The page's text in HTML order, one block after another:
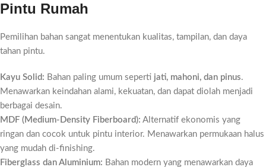
Pintu Rumah
Pemilihan bahan sangat menentukan kualitas, tampilan, dan daya
tahan pintu.
Kayu Solid: Bahan paling umum seperti jati, mahoni, dan pinus.
Menawarkan keindahan alami, kekuatan, dan dapat diolah menjadi
berbagai desain.
MDF (Medium-Density Fiberboard): Alternatif ekonomis yang
ringan dan cocok untuk pintu interior. Menawarkan permukaan halus
yang mudah di-finishing.
Fiberglass dan Aluminium: Bahan modern yang menawarkan daya